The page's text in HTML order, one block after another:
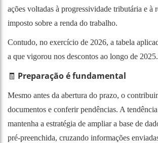
ações voltadas à progressividade tributária e à
imposto sobre a renda do trabalho.
Contudo, no exercício de 2026, a tabela
a que vigorou nos descontos ao longo de 2025.
🧾 Preparação é fundamental
Mesmo antes da abertura do prazo, o
documentos e conferir pendências. A
mantenha a estratégia de ampliar a base de
pré-preenchida, cruzando informações